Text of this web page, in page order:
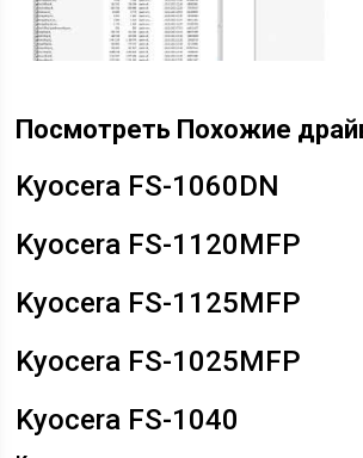
Посмотреть Похожие
Kyocera FS-1060DN
Kyocera FS-1120MFP
Kyocera FS-1125MFP
Kyocera FS-1025MFP
Kyocera FS-1040